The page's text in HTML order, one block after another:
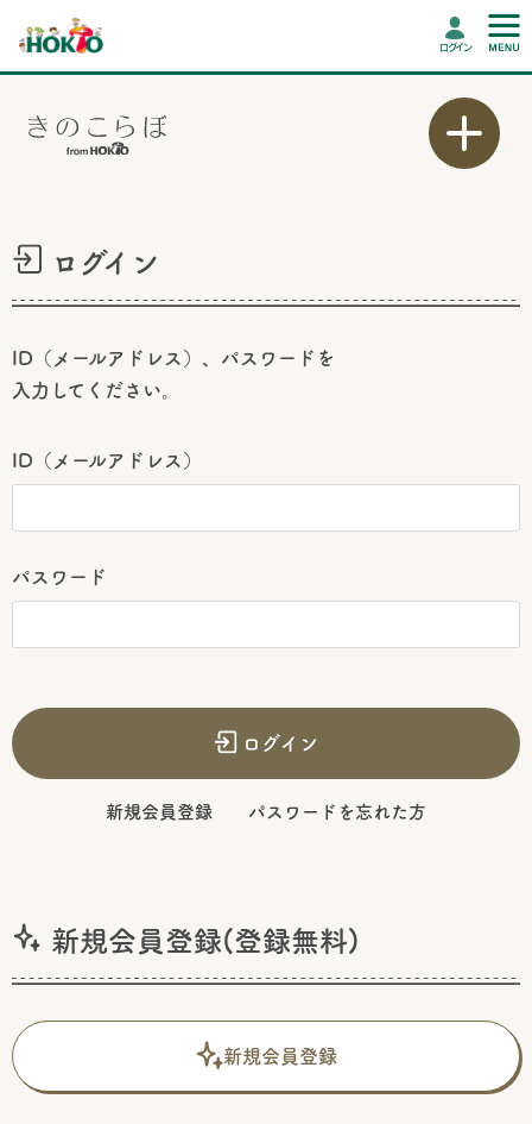
ログイン
ログイン
ID（メールアドレス）、パスワードを
入力してください。
ID（メールアドレス）
パスワード
ログイン
新規会員登録 パスワードを忘れた方
新規会員登録(登録無料)
新規会員登録